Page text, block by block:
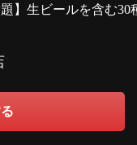
】生ビールを含む